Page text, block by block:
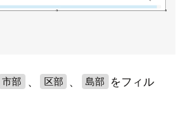
市部 、 区部 、 島部
をフィル